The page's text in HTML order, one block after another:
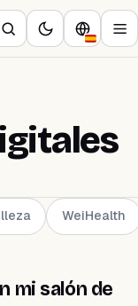
WeiHealth
mi salón de